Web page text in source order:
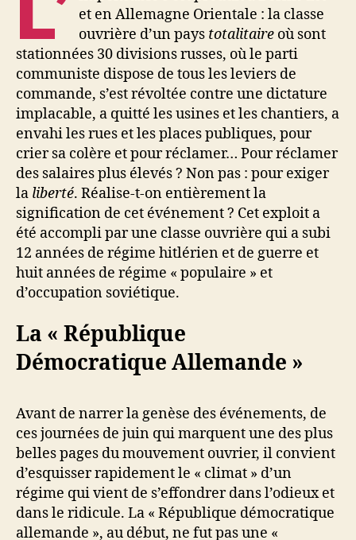
et en Allemagne Orientale : la classe
ouvrière d’un pays totalitaire où sont
stationnées 30 divisions russes, où le parti
communiste dispose de tous les leviers de
commande, s’est révoltée contre une dictature
implacable, a quitté les usines et les chantiers, a
envahi les rues et les places publiques, pour
crier sa colère et pour réclamer… Pour réclamer
des salaires plus élevés ? Non pas : pour exiger
la liberté. Réalise-t-on entièrement la
signification de cet événement ? Cet exploit a
été accompli par une classe ouvrière qui a subi
12 années de régime hitlérien et de guerre et
huit années de régime « populaire » et
d’occupation soviétique.
La « République
Démocratique Allemande »
Avant de narrer la genèse des événements, de
ces journées de juin qui marquent une des plus
belles pages du mouvement ouvrier, il convient
d’esquisser rapidement le « climat » d’un
régime qui vient de s’effondrer dans l’odieux et
dans le ridicule. La « République démocratique
allemande », au début, ne fut pas une «